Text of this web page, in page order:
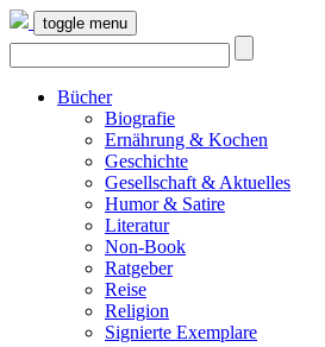
toggle menu
Bücher
Biografie
Ernährung & Kochen
Geschichte
Gesellschaft & Aktuelles
Humor & Satire
Literatur
Non-Book
Ratgeber
Reise
Religion
Signierte Exemplare